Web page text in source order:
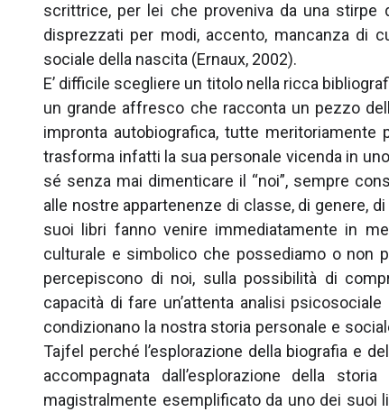
scrittrice, per lei che proveniva da una stirpe
disprezzati per modi, accento, mancanza di
sociale della nascita (Ernaux, 2002).
E’ difficile scegliere un titolo nella ricca
un grande affresco che racconta un pezzo
impronta autobiografica, tutte meritoriamente
trasforma infatti la sua personale vicenda in
sé senza mai dimenticare il “noi”, sempre
alle nostre appartenenze di classe, di genere,
suoi libri fanno venire immediatamente in
culturale e simbolico che possediamo o non
percepiscono di noi, sulla possibilità di
capacità di fare un’attenta analisi
condizionano la nostra storia personale e
Tajfel perché l’esplorazione della biografia e
accompagnata dall’esplorazione della
magistralmente esemplificato da uno dei suoi